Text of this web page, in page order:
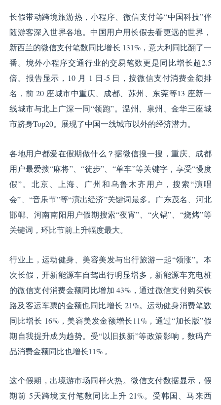
长假带动跨境旅游热，小程序、微信支付等“中国科技”伴
随游客深入世界各地。中国用户用长假去看更远的世界，
新西兰的微信支付笔数同比增长 131%，意大利同比翻了一
番。境外小程序交通行业的交易笔数更是同比增长超2.5
倍。报告显示，10 月 1 日-5 日，按微信支付消费金额排
名，前 20 座城市中重庆、成都、苏州、东莞等13 座新一
线城市与北上广深一同“领跑”。温州、泉州、金华三座城
市跻身Top20。展现了中国一线城市以外的经济潜力。
各地用户都爱在假期做什么？据微信搜一搜，重庆、成都
用户最爱搜“麻将”、“徒步”、“单车”等关键字，享受“慢度
假”。北京、上海、广州和乌鲁木齐用户，搜索“演唱
会”、“音乐节”等“演出经济”关键词最多。广东茂名、河北
邯郸、河南南阳用户假期搜索“夜宵”、“火锅”、“烧烤”等
关键词，环比节前上升幅度最大。
行业上，运动健身、美容美发与出行旅游一起“领涨”。本
次长假，开新能源车自驾出行明显增多，新能源车充电桩
的微信支付消费金额同比增加 43%，通过微信支付购买铁
路及客运车票的金额也同比增长 21%。运动健身消费笔数
同比增长 16%，美容美发金额增长11%，通过“加长版”假
期自我提升成为趋势。受“以旧换新”等政策影响，数码产
品消费金额同比也增长11% 。
这个假期，出境游市场同样火热。微信支付数据显示，假
期前 5天跨境支付笔数同比上升 21%。受韩国、马来西